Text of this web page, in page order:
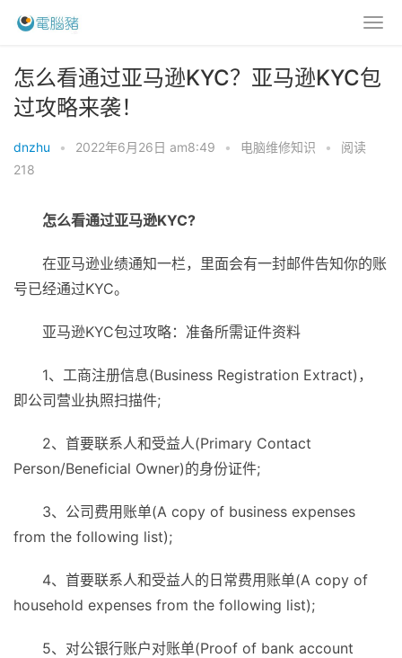
怎么看通过亚马逊KYC？亚马逊KYC包
过攻略来袭！
dnzhu • 2022年6月26日 am8:49 • 电脑维修知识 •
阅读
218
怎么看通过亚马逊KYC?
在亚马逊业绩通知一栏，里面会有一封邮件告知你的账
号已经通过KYC。
亚马逊KYC包过攻略：准备所需证件资料
1、工商注册信息(Business Registration Extract)，
即公司营业执照扫描件;
2、首要联系人和受益人(Primary Contact
Person/Beneficial Owner)的身份证件;
3、公司费用账单(A copy of business expenses
from the following list);
4、首要联系人和受益人的日常费用账单(A copy of
household expenses from the following list);
5、对公银行账户对账单(Proof of bank account